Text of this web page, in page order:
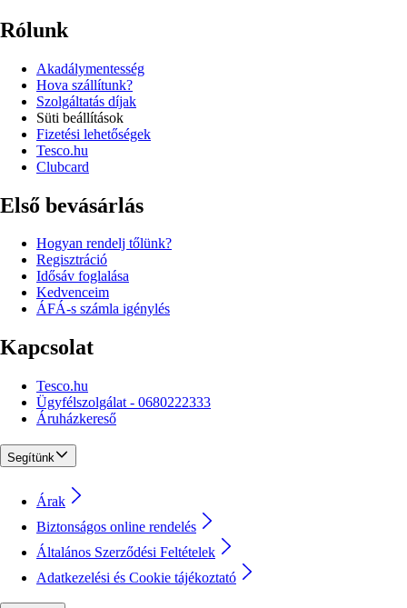
Rólunk
Akadálymentesség
Hova szállítunk?
Szolgáltatás díjak
Süti beállítások
Fizetési lehetőségek
Tesco.hu
Clubcard
Első bevásárlás
Hogyan rendelj tőlünk?
Regisztráció
Idősáv foglalása
Kedvenceim
ÁFÁ-s számla igénylés
Kapcsolat
Tesco.hu
Ügyfélszolgálat - 0680222333
Áruházkereső
Segítünk
Árak
Biztonságos online rendelés
Általános Szerződési Feltételek
Adatkezelési és Cookie tájékoztató